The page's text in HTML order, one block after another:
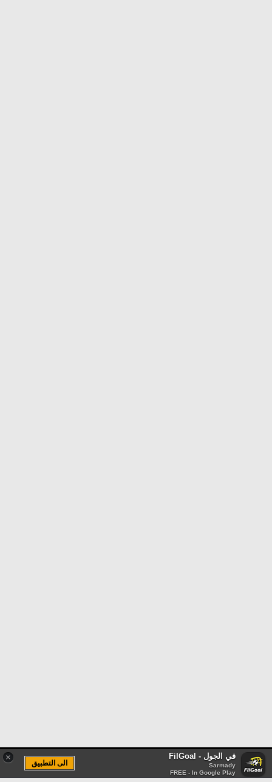
× في الجول - FilGoal
Sarmady
FREE - In Google Play
الى التطبيق